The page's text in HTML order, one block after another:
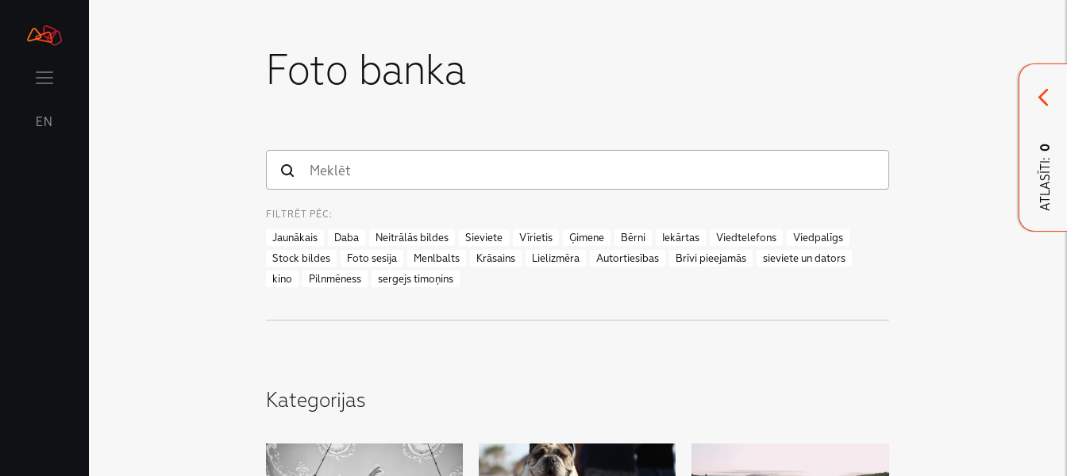
EN
Foto banka
FILTRĒT PĒC:
Jaunākais Daba Neitrālās bildes Sieviete Vīrietis Ģimene Bērni Iekārtas Viedtelefons
Viedpalīgs
Stock bildes
Foto sesija Menlbalts Krāsains Lielizmēra Autortiesības Brīvi pieejamās
sieviete un dators
kino
Pilnmēness sergejs timoņins
Kategorijas
ATLASĪTI:
0